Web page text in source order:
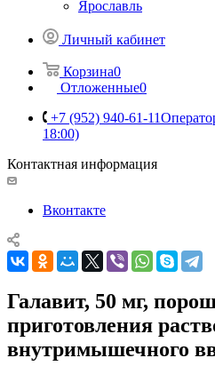
Ярославль
Личный кабинет
Корзина0
Отложенные0
+7 (952) 940-61-11
18:00)
Контактная информация
Вконтакте
Галавит, 50 мг,
приготовления
внутримышечного